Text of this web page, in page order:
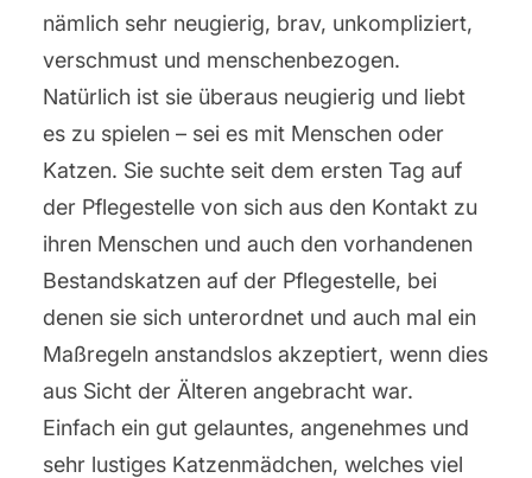
nämlich sehr neugierig, brav, unkompliziert,
verschmust und menschenbezogen.
Natürlich ist sie überaus neugierig und liebt
es zu spielen – sei es mit Menschen oder
Katzen. Sie suchte seit dem ersten Tag auf
der Pflegestelle von sich aus den Kontakt zu
ihren Menschen und auch den vorhandenen
Bestandskatzen auf der Pflegestelle, bei
denen sie sich unterordnet und auch mal ein
Maßregeln anstandslos akzeptiert, wenn dies
aus Sicht der Älteren angebracht war.
Einfach ein gut gelauntes, angenehmes und
sehr lustiges Katzenmädchen, welches viel